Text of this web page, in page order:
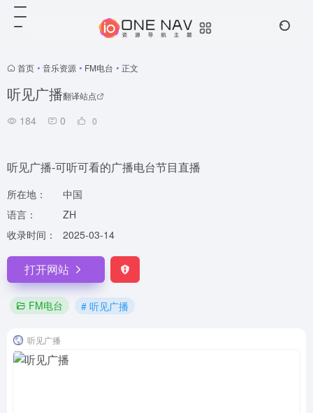
首页 • 音乐资源 • FM电台 • 正文
听见广播翻译站点
184 0 0
听见广播-可听可看的广播电台节目直播
所在地：
中国
语言：
ZH
收录时间：
2025-03-14
打开网站
FM电台 # 听见广播
听见广播